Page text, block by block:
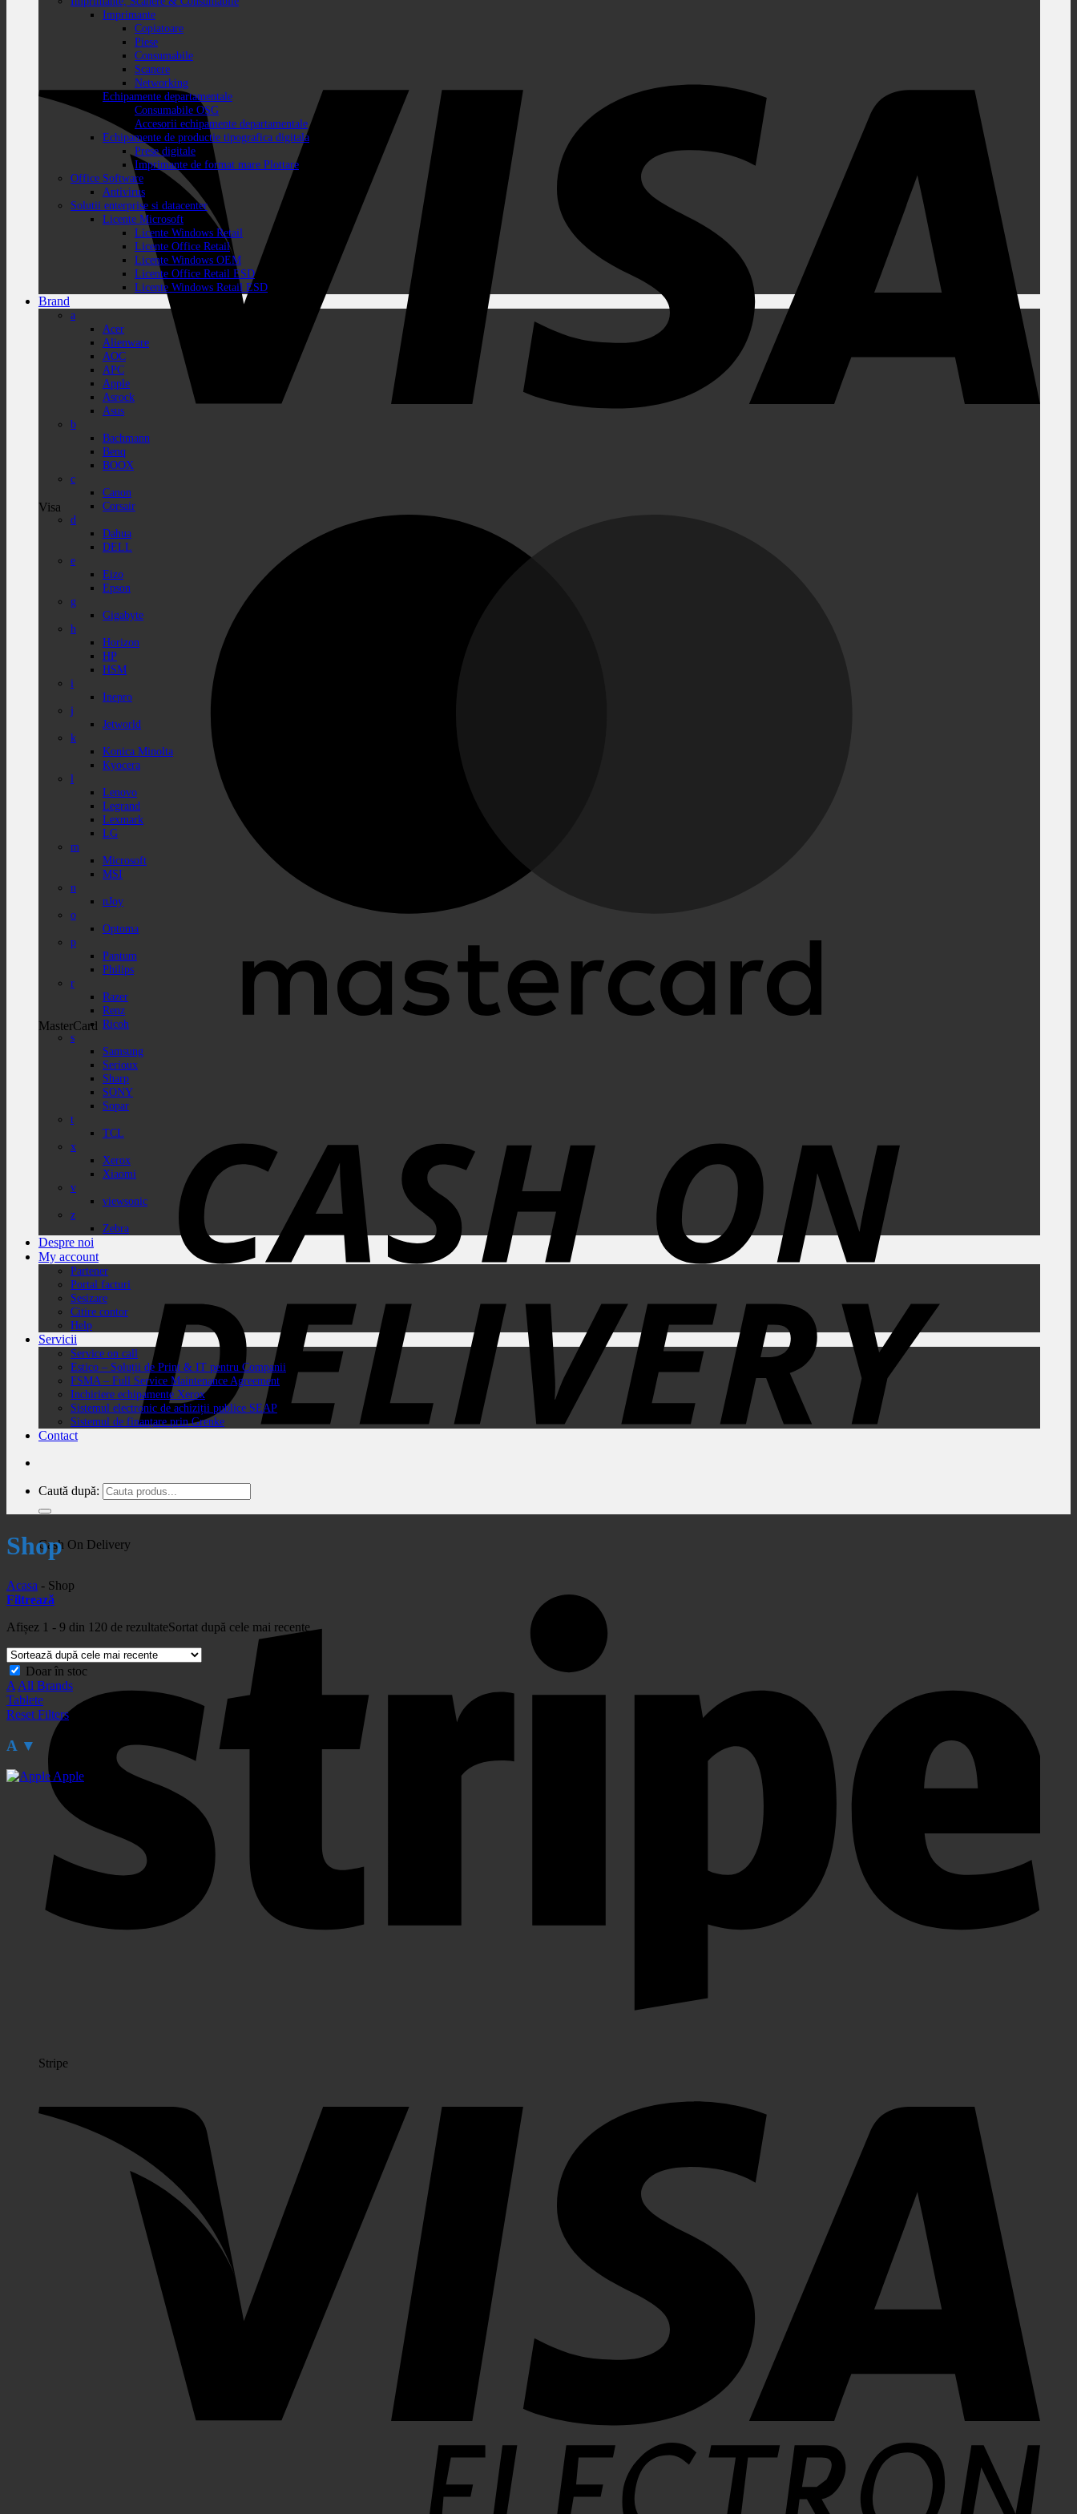
Visa
MasterCard
Cash On Delivery
Stripe
Imprimante
Copiatoare
Piese
Consumabile
Scanere
Networking
Echipamente departamentale
Consumabile OSG
Accesorii echipamente departamentale
Echipamente de productie tipografica digitala
Prese digitale
Imprimante de format mare Plottare
Office Software
Antivirus
Solutii enterprise si datacenter
Licente Microsoft
Licente Windows Retail
Licente Office Retail
Licente Windows OEM
Licente Office Retail ESD
Licente Windows Retail ESD
Brand
a
Acer
Alienware
AOC
APC
Apple
Asrock
Asus
b
Bachmann
Benq
BOOX
c
Canon
Corsair
d
Dahua
DELL
e
Eizo
Epson
g
Gigabyte
h
Horizon
HP
HSM
i
Inepro
j
Jetworld
k
Konica Minolta
Kyocera
l
Lenovo
Legrand
Lexmark
LG
m
Microsoft
MSI
n
nJoy
o
Optoma
p
Pantum
Philips
r
Razer
Renz
Ricoh
s
Samsung
Serioux
Sharp
SONY
Sopar
t
TCL
x
Xerox
Xiaomi
v
viewsonic
z
Zebra
Despre noi
My account
Partener
Portal facturi
Sesizare
Citire contor
Help
Servicii
Service on call
Estico – Soluții de Print & IT pentru Companii
FSMA – Full Service Maintenance Agreement
Inchiriere echipamente Xerox
Sistemul electronic de achiziții publice SEAP
Sistemul de finanțare prin Grenke
Contact
Caută după:
Shop
Acasa - Shop
Filtrează
Afișez 1 - 9 din 120 de rezultateSortat după cele mai recente
Doar în stoc
A All Brands
Tablete
Reset Filters
A ▼
Apple